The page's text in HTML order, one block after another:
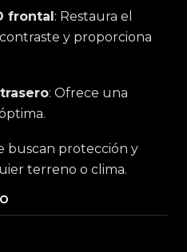
frontal: Restaura el
y proporciona
: Ofrece una
buscan protección y
terreno o clima.